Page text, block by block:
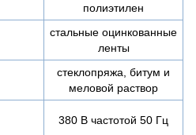
полиэтилен
стальные оцинкованные
ленты
стеклопряжа, битум и
меловой раствор
380 В частотой 50 Гц